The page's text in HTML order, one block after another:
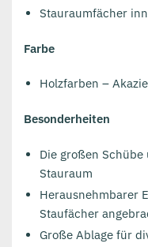
Stauraumfächer
Farbe
Holzfarben –
Besonderheiten
Die großen
Stauraum
Herausnehmbarer
Staufächer
Große Ablage für